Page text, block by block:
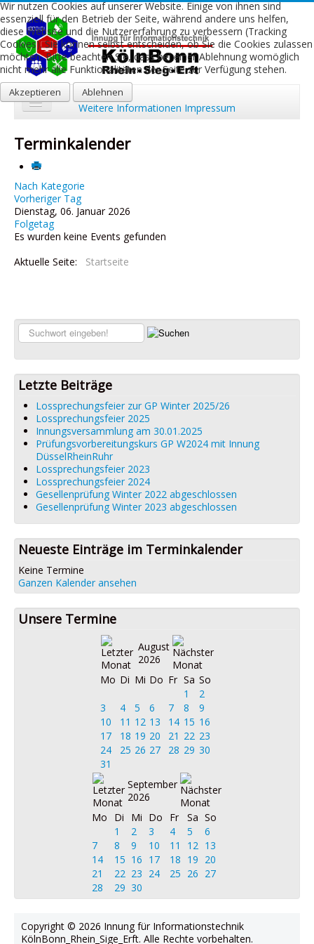
Über uns
Leistungen
Ausbildung
Fachbetriebe
Links
Impressum
Terminkalender
Nach Kategorie
Vorheriger Tag
Dienstag, 06. Januar 2026
Folgetag
Es wurden keine Events gefunden
Aktuelle Seite:
Startseite
Suchen...
Letzte Beiträge
Lossprechungsfeier zur GP Winter 2025/26
Lossprechungsfeier 2025
Innungsversammlung am 30.01.2025
Prüfungsvorbereitungskurs GP W2024 mit Innung
DüsselRheinRuhr
Lossprechungsfeier 2023
Lossprechungsfeier 2024
Gesellenprüfung Winter 2022 abgeschlossen
Gesellenprüfung Winter 2023 abgeschlossen
Neueste Einträge im Terminkalender
Keine Termine
Ganzen Kalender ansehen
Unsere Termine
August
2026
Mo Di Mi Do Fr Sa So
1
2
3
4 5 6 7 8
9
10
11 12 13 14 15 16
17
18 19 20 21 22 23
24
25 26 27 28 29 30
31
September
2026
Mo
Di Mi Do Fr Sa So
1
2 3 4 5
6
7
8 9 10 11 12 13
14
15 16 17 18 19 20
21
22 23 24 25 26 27
28
29 30
Copyright © 2026 Innung für Informationstechnik
KölnBonn_Rhein_Sige_Erft. Alle Rechte vorbehalten.
Wir nutzen Cookies auf unserer Website. Einige von ihnen sind
essenziell für den Betrieb der Seite, während andere uns helfen,
diese Website und die Nutzererfahrung zu verbessern (Tracking
Cookies). Sie können selbst entscheiden, ob Sie die Cookies zulassen
möchten. Bitte beachten Sie, dass bei einer Ablehnung womöglich
nicht mehr alle Funktionalitäten der Seite zur Verfügung stehen.
Akzeptieren Ablehnen
Weitere Informationen Impressum